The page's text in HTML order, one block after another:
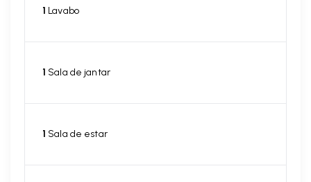
1 Lavabo
1 Sala de jantar
1 Sala de estar